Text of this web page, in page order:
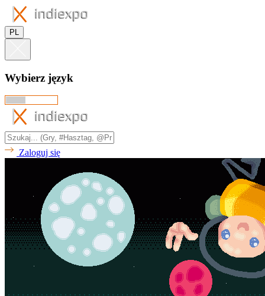
PL
Wybierz język
Zaloguj się